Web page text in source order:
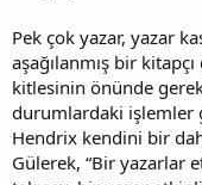
Pek çok yazar, yazar
aşağılanmış bir
kitlesinin önünde
durumlardaki işlemler
Hendrix kendini bir
Gülerek, “Bir yazarlar